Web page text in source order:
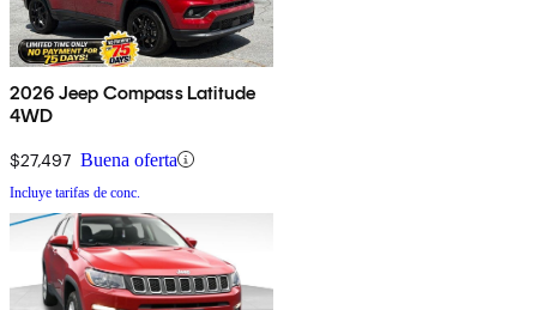
2026 Jeep Compass Latitude
4WD
$27,497 Buena oferta
Incluye tarifas de conc.